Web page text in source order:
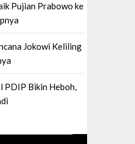
Pujian Prabowo ke
Jokowi Keliling
PDIP Bikin Heboh,